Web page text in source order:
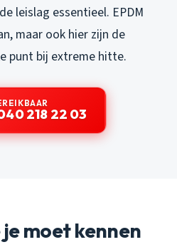
leislag essentieel. EPDM
maar ook hier zijn de
punt bij extreme hitte.
218 22 03
moet kennen